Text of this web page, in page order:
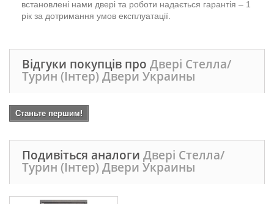
встановлені нами двері та роботи надається гарантія – 1
рік за дотримання умов експлуатації.
Відгуки покупців про Двері Стелла/
Турин (Інтер) Двери Украины
Станьте першим!
Подивіться аналоги Двері Стелла/
Турин (Інтер) Двери Украины